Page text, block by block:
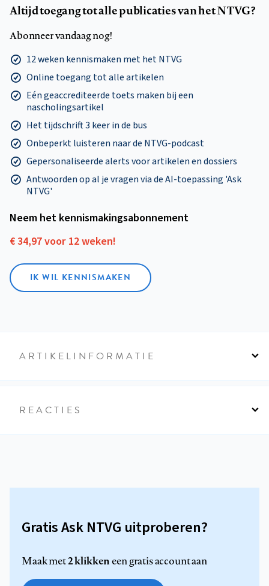
Altijd toegang tot alle publicaties van het NTVG?
Abonneer vandaag nog!
12 weken kennismaken met het NTVG
Online toegang tot alle artikelen
Eén geaccrediteerde toets maken bij een
nascholingsartikel
Het tijdschrift 3 keer in de bus
Onbeperkt luisteren naar de NTVG-podcast
Gepersonaliseerde alerts voor artikelen en dossiers
Antwoorden op al je vragen via de AI-toepassing 'Ask
NTVG'
Neem het kennismakings­abonnement
€ 34,97 voor 12 weken!
IK WIL KENNISMAKEN
ARTIKELINFORMATIE
REACTIES
Gratis Ask NTVG uitproberen?
Maak met2 klikkeneen gratis account aan